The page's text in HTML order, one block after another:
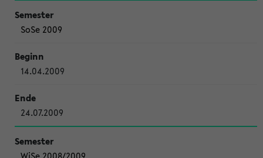
SoSe 2009
14.04.2009
24.07.2009